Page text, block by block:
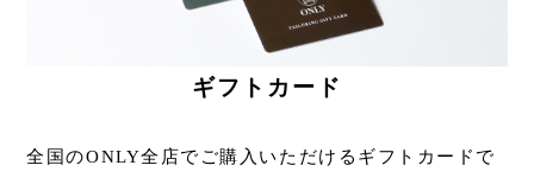
ギフトカード
全国のONLY全店でご購入いただけるギフトカードで